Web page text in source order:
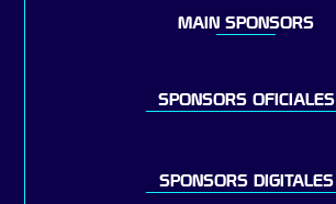
MAIN SPONSORS
SPONSORS OFICIALES
SPONSORS DIGITALES